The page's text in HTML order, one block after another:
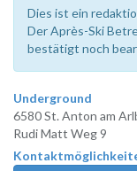
Dies ist ein
Der Après-Ski
bestätigt noch
Underground
6580 St. Anton am
Rudi Matt Weg 9